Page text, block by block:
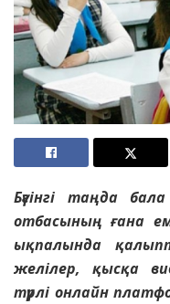
Бүгінгі таңда
отбасының ғана
ықпалында
желілер, қысқа
түрлі онлайн